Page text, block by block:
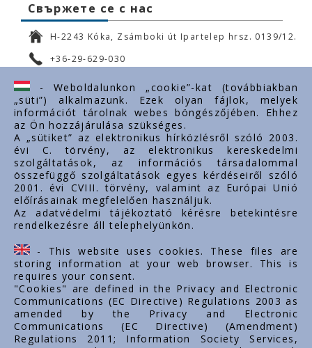
Свържете се с нас
H-2243 Kóka, Zsámboki út Ipartelep hrsz. 0139/12.
+36-29-629-030
ertekesites@styron.hu
export@styron.hu
www.styron.hu
Important links
За нас
Документи
Контакт
Кариера
- Weboldalunkon „cookie”-kat (továbbiakban
„süti”) alkalmazunk. Ezek olyan fájlok, melyek
információt tárolnak webes böngészőjében. Ehhez
az Ön hozzájárulása szükséges.
A „sütiket” az elektronikus hírközlésről szóló 2003.
évi C. törvény, az elektronikus kereskedelmi
szolgáltatások, az információs társadalommal
összefüggő szolgáltatások egyes kérdéseiről szóló
2001. évi CVIII. törvény, valamint az Európai Unió
előírásainak megfelelően használjuk.
Az adatvédelmi tájékoztató kérésre betekintésre
rendelkezésre áll telephelyünkön.
- This website uses cookies. These files are
storing information at your web browser. This is
requires your consent.
"Cookies" are defined in the Privacy and Electronic
Communications (EC Directive) Regulations 2003 as
amended by the Privacy and Electronic
Communications (EC Directive) (Amendment)
Regulations 2011; Information Society Services,